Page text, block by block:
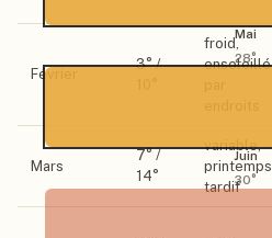
Mai
28°
Juin
30°
Février
3° /
froid,
ensoleillé
Mars
7° /
14°
variable,
printemps
tardif